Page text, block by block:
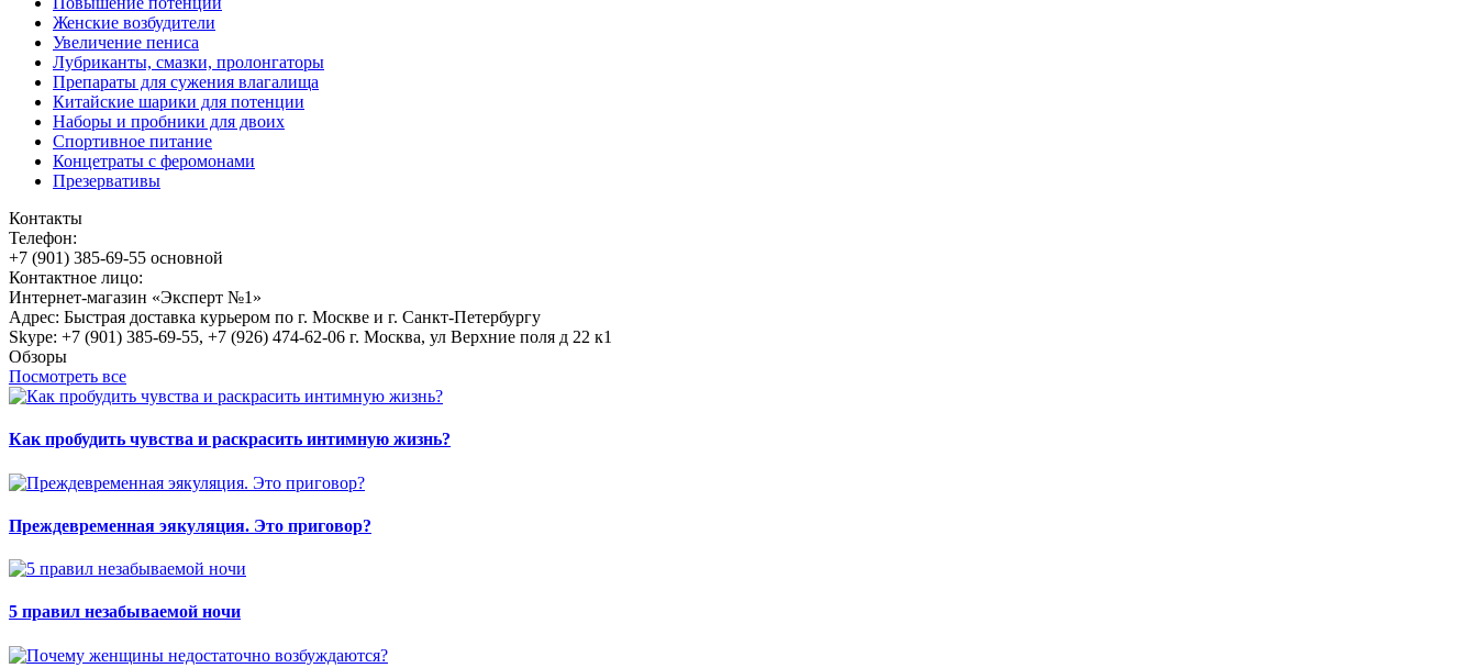
Женские возбудители
Увеличение пениса
Лубриканты, смазки, пролонгаторы
Препараты для сужения влагалища
Китайские шарики для потенции
Наборы и пробники для двоих
Спортивное питание
Концетраты с феромонами
Презервативы
Контакты
Телефон:
+7 (901) 385-69-55 основной
Контактное лицо:
Интернет-магазин «Эксперт №1»
Адрес: Быстрая доставка курьером по г. Москве и г. Санкт-Петербургу
Skype: +7 (901) 385-69-55, +7 (926) 474-62-06 г. Москва, ул Верхние поля д 22 к1
Обзоры
Посмотреть все
Как пробудить чувства и раскрасить интимную жизнь?
Преждевременная эякуляция. Это приговор?
5 правил незабываемой ночи